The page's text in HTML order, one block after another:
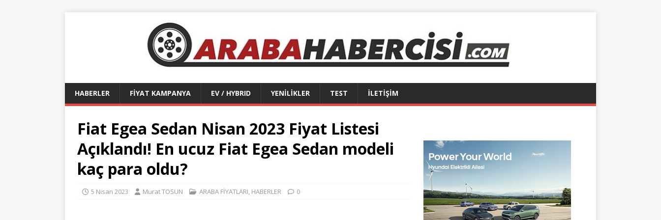
HABERLER FİYAT KAMPANYA EV / HYBRID YENİLİKLER TEST İLETİŞİM
Fiat Egea Sedan Nisan 2023 Fiyat Listesi
Açıklandı! En ucuz Fiat Egea Sedan modeli
kaç para oldu?
5 Nisan 2023 Murat TOSUN ARABA FİYATLARI, HABERLER 0